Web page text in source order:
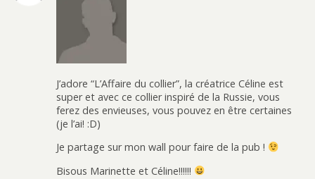
J’adore “L’Affaire du collier”, la créatrice Céline est
super et avec ce collier inspiré de la Russie, vous
ferez des envieuses, vous pouvez en être certaines
(je l’ai! :D)
Je partage sur mon wall pour faire de la pub !
Bisous Marinette et Céline!!!!!!